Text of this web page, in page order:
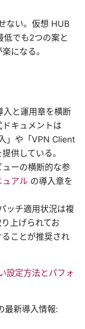
ない。仮想 HUB
低でも2つの案と
になる。
と運用章を横断
キュメントは
」や「VPN Client
供している。
ーの横断的な参
アル の導入章を
ッチ適用状況は複
上げられてお
ことが推奨され
設定方法とパフォ
最新導入情報: